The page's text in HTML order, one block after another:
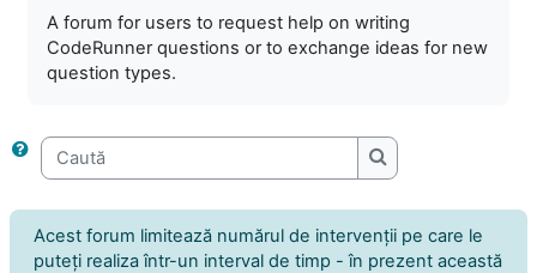
A forum for users to request help on writing
CodeRunner questions or to exchange ideas for new
question types.
Caută
Caută
Acest forum limitează numărul de intervenţii pe care le
puteţi realiza într-un interval de timp - în prezent această